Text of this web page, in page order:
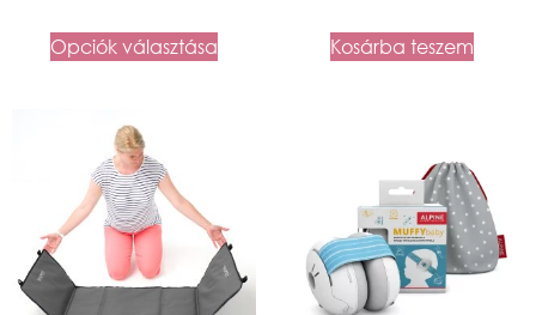
Opciók választása Kosárba teszem